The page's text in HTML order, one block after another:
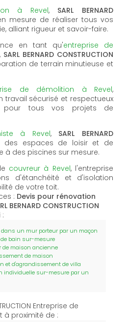
à Revel, SARL BERNARD
mesure de réaliser tous vos
alliant rigueur et savoir-faire.
en tant qu'entreprise de
, SARL BERNARD CONSTRUCTION
de terrain minutieuse et
de démolition à Revel,
travail sécurisé et respectueux
pour tous vos projets de
à Revel, SARL BERNARD
des espaces de loisir et de
à des piscines sur mesure.
couvreur à Revel, l'entreprise
d'étanchéité et d'isolation
de votre toit.
: Devis pour rénovation
BERNARD CONSTRUCTION
un mur porteur par un maçon
bain sur-mesure
de maison ancienne
de maison
et d'agrandissement de villa
individuelle sur-mesure par un
Entreprise de
à proximité de :